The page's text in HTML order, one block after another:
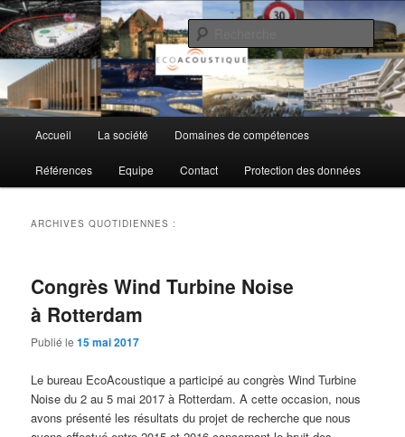
Aller
au
contenu
principal
Aller
au
contenu
secondaireEcoAcoustique SA
principal
Accueil La société Domaines de compétences
Références Equipe Contact Protection des données
ARCHIVES QUOTIDIENNES :
Congrès Wind Turbine Noise
à Rotterdam
Publié le15 mai 2017
Le bureau EcoAcoustique a participé au congrès Wind Turbine
Noise du 2 au 5 mai 2017 à Rotterdam. A cette occasion, nous
avons présenté les résultats du projet de recherche que nous